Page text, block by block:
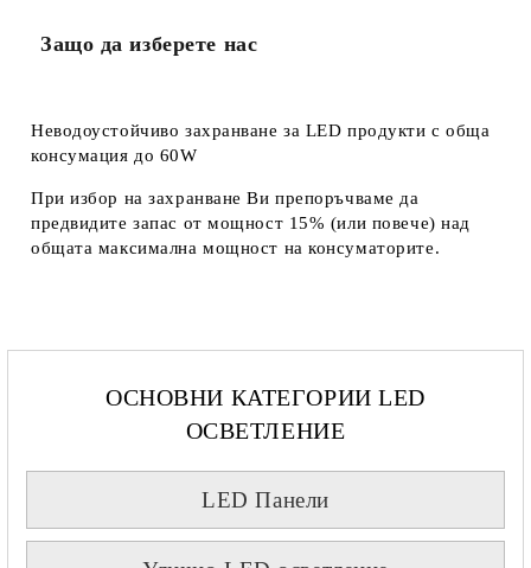
"Купи сега", Вие се съгласявате с
Защо да изберете нас
Неводоустойчиво захранване за LED продукти с обща
консумация до 60W
При избор на захранване Ви препоръчваме да
предвидите запас от мощност 15% (или повече) над
общата максимална мощност на консуматорите.
ОСНОВНИ КАТЕГОРИИ LED
ОСВЕТЛЕНИЕ
LED Панели